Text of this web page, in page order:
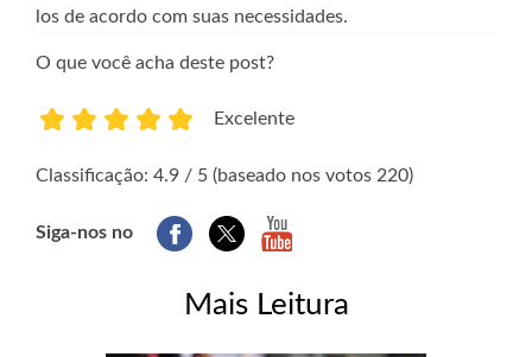
los de acordo com suas necessidades.
O que você acha deste post?
Excelente
Classificação: 4.9 / 5 (baseado nos votos 220)
Siga-nos no
Mais Leitura